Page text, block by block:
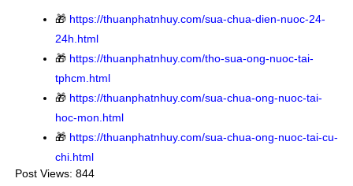
🎁 https://thuanphatnhuy.com/sua-chua-dien-nuoc-24-
24h.html
🎁 https://thuanphatnhuy.com/tho-sua-ong-nuoc-tai-
tphcm.html
🎁 https://thuanphatnhuy.com/sua-chua-ong-nuoc-tai-
hoc-mon.html
🎁 https://thuanphatnhuy.com/sua-chua-ong-nuoc-tai-cu-
chi.html
Post Views: 844